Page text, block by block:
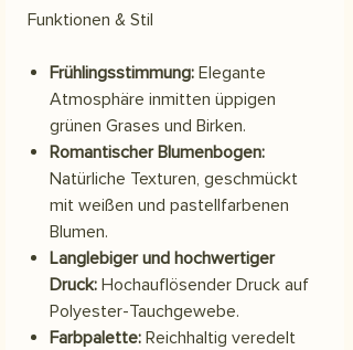
Funktionen & Stil
Frühlingsstimmung: Elegante
Atmosphäre inmitten üppigen
grünen Grases und Birken.
Romantischer Blumenbogen:
Natürliche Texturen, geschmückt
mit weißen und pastellfarbenen
Blumen.
Langlebiger und hochwertiger
Druck: Hochauflösender Druck auf
Polyester-Tauchgewebe.
Farbpalette: Reichhaltig veredelt